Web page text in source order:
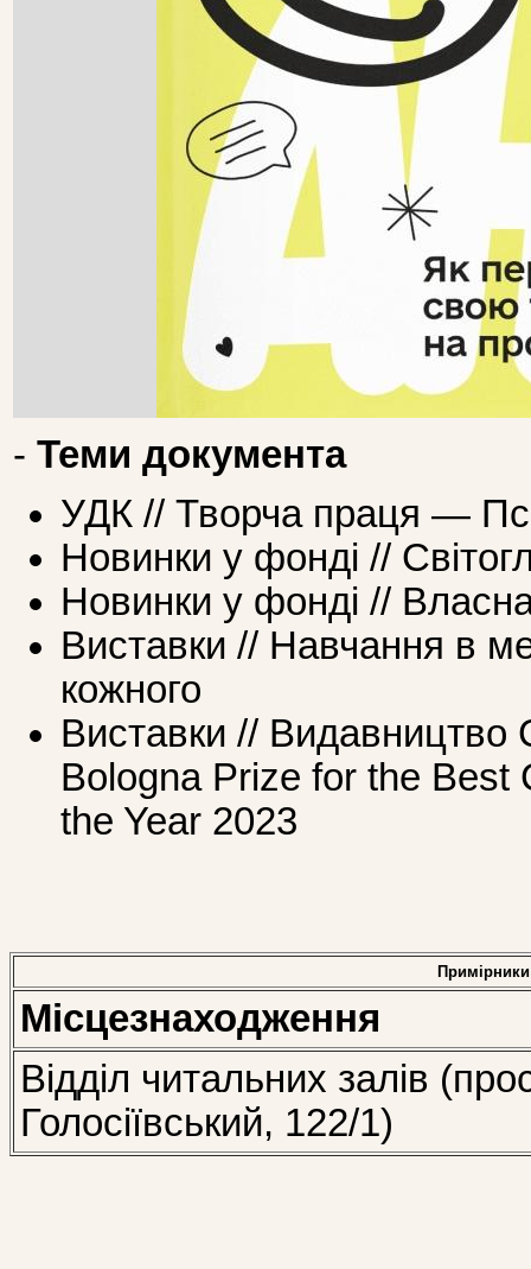
- Теми документа
УДК // Творча праця —
Новинки у фонді //
Новинки у фонді //
Виставки // Навчання в
кожного
Виставки // Видавництво
Bologna Prize for the Best
the Year 2023
Примірники
Місцезнаходження
Відділ читальних залів
Голосіївський, 122/1)